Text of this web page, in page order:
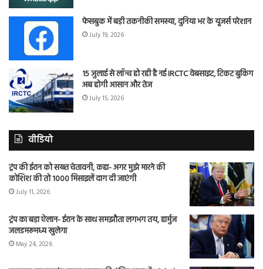
फेसबुक में बड़ी तकनीकी समस्या, दुनिया भर के यूजर्स परेशान
July 19, 2026
15 जुलाई से लॉन्च हो रही है नई IRCTC वेबसाइट, टिकट बुकिंग
अब होगी आसान और तेज
July 15, 2026
वीडियो
ट्रंप की ईरान को सख्त चेतावनी, कहा- अगर मुझे मारने की
कोशिश की तो 1000 मिसाइलें दाग दी जाएंगी
July 11, 2026
ट्रंप का बड़ा ऐलान- ईरान के साथ समझौता लगभग तय, हार्मुज
जलडमरूमध्य खुलेगा
May 24, 2026